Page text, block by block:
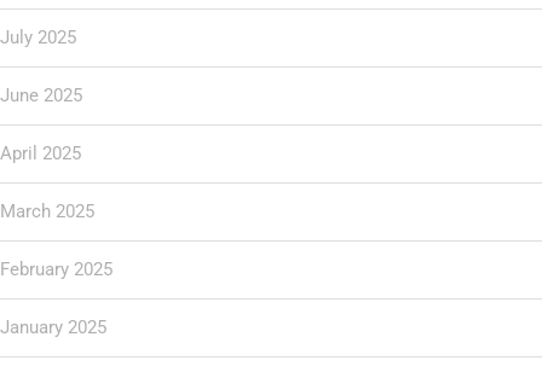
July 2025
June 2025
April 2025
March 2025
February 2025
January 2025